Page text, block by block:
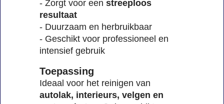
- Zorgt voor een streeploos
resultaat
- Duurzaam en herbruikbaar
- Geschikt voor professioneel en
intensief gebruik
Toepassing
Ideaal voor het reinigen van
autolak, interieurs, velgen en